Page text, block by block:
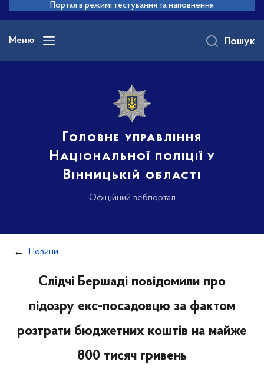
основного
вмісту
Портал в режимі тестування та наповнення
Меню
Головне управління
Національної поліції у
Вінницькій області
Офіційний вебпортал
Пошук
Новини
Слідчі Бершаді повідомили про
підозру екс-посадовцю за фактом
розтрати бюджетних коштів на майже
800 тисяч гривень